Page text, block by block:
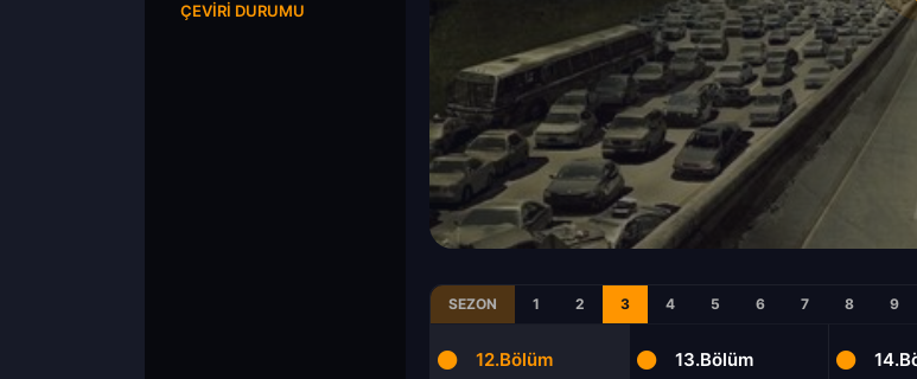
ÇEVIRI DURUMU
SEZON 1 2 3 4 5 6 7 8 9
12.Bölüm 13.Bölüm